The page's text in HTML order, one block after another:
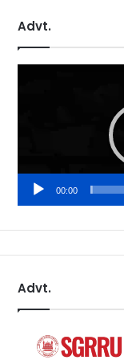
Advt.
00:00
Advt.